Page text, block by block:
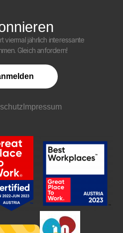
viermal jährlich interessante
Gleich anfordern!
Impressum